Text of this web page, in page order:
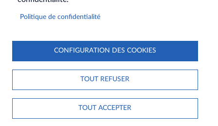
9h30-12h
SOCIAUX
PIED
PAGE
PLAN DU SITE CONTACT MENTIONS LÉGALES
DONNÉES PERSONNELLES COOKIES S'IDENTIFIER
ACCESSIBILITÉ : NON CONFORME
Politique de confidentialité
CONFIGURATION DES COOKIES
TOUT REFUSER
TOUT ACCEPTER